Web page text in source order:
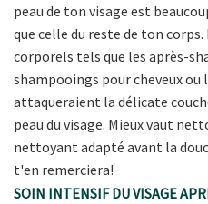
peau de ton visage est
que celle du reste de ton
corporels tels que les après-
shampooings pour cheveux ou
attaqueraient la délicate
peau du visage. Mieux vaut
nettoyant adapté avant la
t'en remerciera!
SOIN INTENSIF DU VISAGE